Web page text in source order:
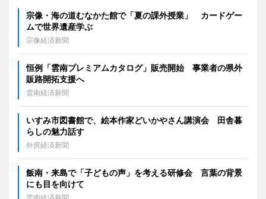
宗像・海の道むなかた館で「夏の課外授業」 カードゲー
ムで世界遺産学ぶ
宗像経済新聞
恒例「雲南プレミアムカタログ」販売開始 事業者の県外
販路開拓支援へ
雲南経済新聞
いすみ市図書館で、絵本作家どいかやさん講演会 田舎暮
らしの魅力話す
外房経済新聞
飯南・来島で「子どもの声」を考える研修会 言葉の背景
にも目を向けて